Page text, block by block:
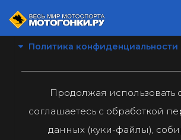
Политика конфиденциальности
Продолжая использовать
соглашаетесь с обработкой
данных (куки-файлы),